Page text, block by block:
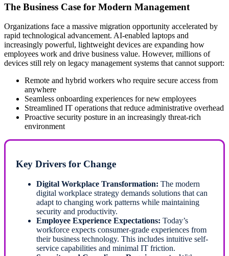
The Business Case for Modern Management
Organizations face a massive migration opportunity accelerated by
rapid technological advancement. AI-enabled laptops and
increasingly powerful, lightweight devices are expanding how
employees work and drive business value. However, millions of
devices still rely on legacy management systems that cannot support:
Remote and hybrid workers who require secure access from
anywhere
Seamless onboarding experiences for new employees
Streamlined IT operations that reduce administrative overhead
Proactive security posture in an increasingly threat-rich
environment
Key Drivers for Change
Digital Workplace Transformation: The modern
digital workplace strategy demands solutions that can
adapt to changing work patterns while maintaining
security and productivity.
Employee Experience Expectations: Today’s
workforce expects consumer-grade experiences from
their business technology. This includes intuitive self-
service capabilities and minimal IT friction.